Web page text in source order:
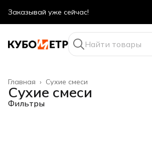
Сухие смеси
Главная ›
Сухие смеси
Фильтры